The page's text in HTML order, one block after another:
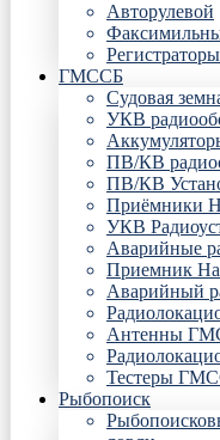
Авторулевой
ГМССБ
Судовая
УКВ
ПВ/КВ
ПВ/КВ
Приёмники
УКВ
Аварийные
Приемник
Аварийный
Антенны
Тестеры
Рыбопоиск